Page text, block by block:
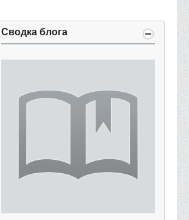
Сводка блога